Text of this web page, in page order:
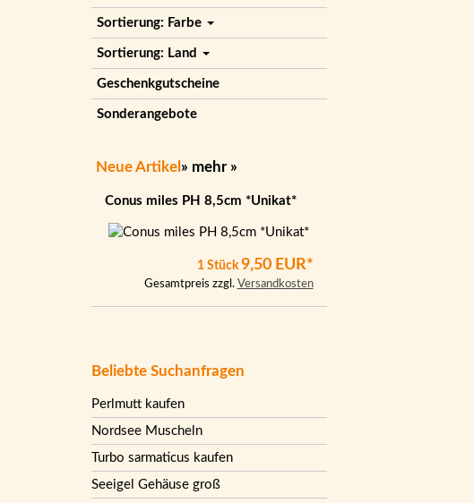
Sortierung: Farbe
Sortierung: Land
Geschenkgutscheine
Sonderangebote
Neue Artikel » mehr »
Conus miles PH 8,5cm *Unikat*
1 Stück 9,50 EUR*
Gesamtpreis zzgl. Versandkosten
Beliebte Suchanfragen
Perlmutt kaufen
Nordsee Muscheln
Turbo sarmaticus kaufen
Seeigel Gehäuse groß